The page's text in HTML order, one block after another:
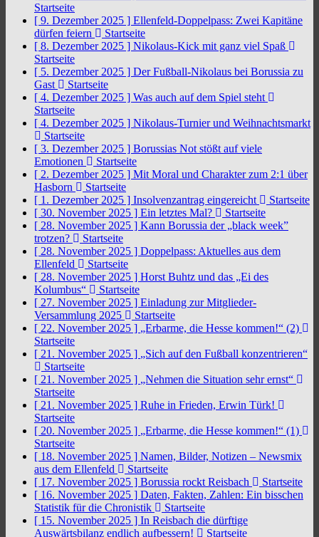
Startseite
[ 9. Dezember 2025 ] Ellenfeld-Doppelpass: Zwei Kapitäne
dürfen feiern
Startseite
[ 8. Dezember 2025 ] Nikolaus-Kick mit ganz viel Spaß
Startseite
[ 5. Dezember 2025 ] Der Fußball-Nikolaus bei Borussia zu
Gast
Startseite
[ 4. Dezember 2025 ] Was auch auf dem Spiel steht
Startseite
[ 4. Dezember 2025 ] Nikolaus-Turnier und Weihnachtsmarkt
Startseite
[ 3. Dezember 2025 ] Borussias Not stößt auf viele
Emotionen
Startseite
[ 2. Dezember 2025 ] Mit Moral und Charakter zum 2:1 über
Hasborn
Startseite
[ 1. Dezember 2025 ] Insolvenzantrag eingereicht
Startseite
[ 30. November 2025 ] Ein letztes Mal?
Startseite
[ 28. November 2025 ] Kann Borussia der „black week”
trotzen?
Startseite
[ 28. November 2025 ] Doppelpass: Aktuelles aus dem
Ellenfeld
Startseite
[ 28. November 2025 ] Horst Buhtz und das „Ei des
Kolumbus“
Startseite
[ 27. November 2025 ] Einladung zur Mitglieder-
Versammlung 2025
Startseite
[ 22. November 2025 ] „Erbarme, die Hesse kommen!“ (2)
Startseite
[ 21. November 2025 ] „Sich auf den Fußball konzentrieren“
Startseite
[ 21. November 2025 ] „Nehmen die Situation sehr ernst“
Startseite
[ 21. November 2025 ] Ruhe in Frieden, Erwin Türk!
Startseite
[ 20. November 2025 ] „Erbarme, die Hesse kommen!“ (1)
Startseite
[ 18. November 2025 ] Namen, Bilder, Notizen – Newsmix
aus dem Ellenfeld
Startseite
[ 17. November 2025 ] Borussia rockt Reisbach
Startseite
[ 16. November 2025 ] Daten, Fakten, Zahlen: Ein bisschen
Statistik für die Chronistik
Startseite
[ 15. November 2025 ] In Reisbach die dürftige
Auswärtsbilanz endlich aufbessern!
Startseite